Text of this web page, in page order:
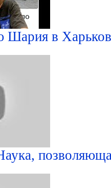
Шария в